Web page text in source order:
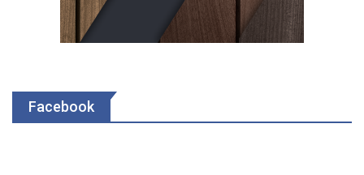
Facebook